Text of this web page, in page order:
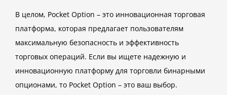
В целом, Pocket Option – это инновационная торговая
платформа, которая предлагает пользователям
максимальную безопасность и эффективность
торговых операций. Если вы ищете надежную и
инновационную платформу для торговли бинарными
опционами, то Pocket Option – это ваш выбор.